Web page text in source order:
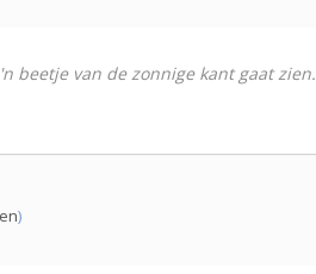
beetje van de zonnige kant gaat
)